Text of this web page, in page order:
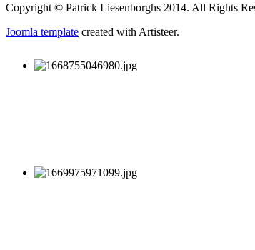
Copyright © Patrick Liesenborghs 2014. All Rights
Joomla template created with Artisteer.